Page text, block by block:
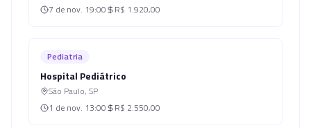
7 de nov. 19:00 R$ 1.920,00
Pediatria
Hospital Pediátrico
São Paulo, SP
1 de nov. 13:00 R$ 2.550,00